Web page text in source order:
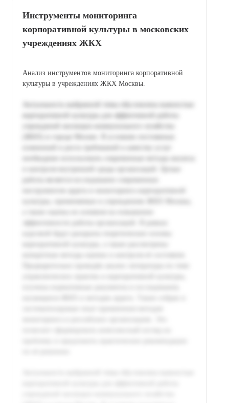
Инструменты мониторинга
корпоративной культуры в московских
учреждениях ЖКХ
Анализ инструментов мониторинга корпоративной
культуры в учреждениях ЖКХ Москвы.